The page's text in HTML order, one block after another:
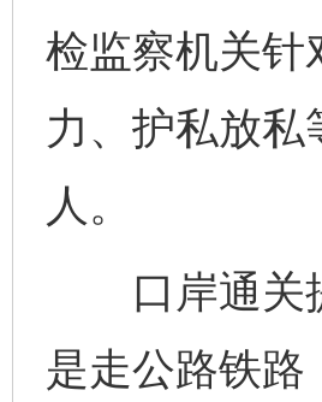
检监察机关针
力、护私放
人。
口岸通关提
是走公路铁